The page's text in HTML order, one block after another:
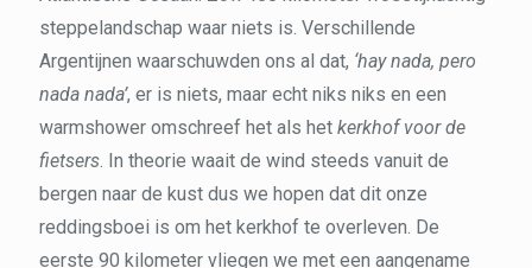
steppelandschap waar niets is. Verschillende
Argentijnen waarschuwden ons al dat, ‘hay nada, pero
nada nada’, er is niets, maar echt niks niks en een
warmshower omschreef het als het kerkhof voor de
fietsers. In theorie waait de wind steeds vanuit de
bergen naar de kust dus we hopen dat dit onze
reddingsboei is om het kerkhof te overleven. De
eerste 90 kilometer vliegen we met een aangename